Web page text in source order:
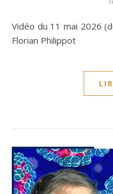
Vidéo du 11 mai 2026 (durée 18 min) : Source vidéo YT de
Florian Philippot